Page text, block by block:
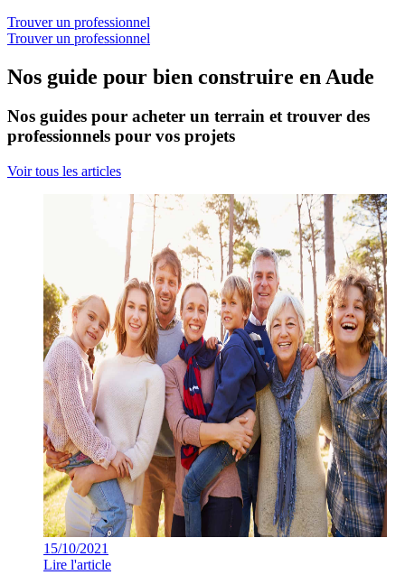
Trouver un professionnel
Trouver un professionnel
Nos guide pour bien construire en Aude
Nos guides pour acheter un terrain et trouver des
professionnels pour vos projets
Voir tous les articles
15/10/2021
Lire l'article